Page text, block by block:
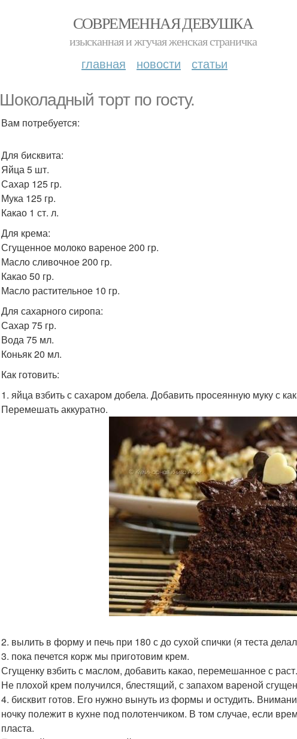
СОВРЕМЕННАЯ ДЕВУШКА
изысканная и жгучая женская страничка
главная новости статьи
Шоколадный торт по госту.
Вам потребуется:
Для бисквита:
Яйца 5 шт.
Сахар 125 гр.
Мука 125 гр.
Какао 1 ст. л.
Для крема:
Сгущенное молоко вареное 200 гр.
Масло сливочное 200 гр.
Какао 50 гр.
Масло растительное 10 гр.
Для сахарного сиропа:
Сахар 75 гр.
Вода 75 мл.
Коньяк 20 мл.
Как готовить:
1. яйца взбить с сахаром добела. Добавить просеянную муку с
Перемешать аккуратно.
2. вылить в форму и печь при 180 с до сухой спички (я теста
3. пока печется корж мы приготовим крем.
Сгущенку взбить с маслом, добавить какао, перемешанное с
Не плохой крем получился, блестящий, с запахом вареной
4. бисквит готов. Его нужно вынуть из формы и остудить.
ночку полежит в кухне под полотенчиком. В том случае, если
пласта.